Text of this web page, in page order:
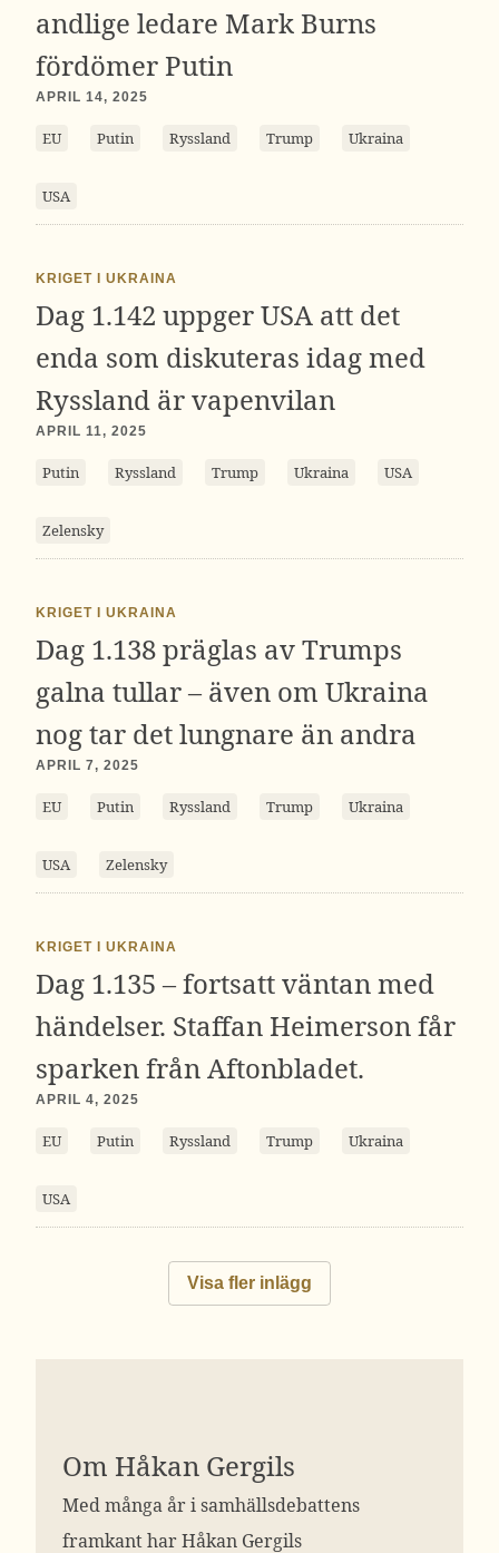
andlige ledare Mark Burns
fördömer Putin
APRIL 14, 2025
EU Putin Ryssland Trump Ukraina
USA
KRIGET I UKRAINA
Dag 1.142 uppger USA att det
enda som diskuteras idag med
Ryssland är vapenvilan
APRIL 11, 2025
Putin Ryssland Trump Ukraina USA
Zelensky
KRIGET I UKRAINA
Dag 1.138 präglas av Trumps
galna tullar – även om Ukraina
nog tar det lungnare än andra
APRIL 7, 2025
EU Putin Ryssland Trump Ukraina
USA Zelensky
KRIGET I UKRAINA
Dag 1.135 – fortsatt väntan med
händelser. Staffan Heimerson får
sparken från Aftonbladet.
APRIL 4, 2025
EU Putin Ryssland Trump Ukraina
USA
Visa fler inlägg
Om Håkan Gergils
Med många år i samhällsdebattens
framkant har Håkan Gergils